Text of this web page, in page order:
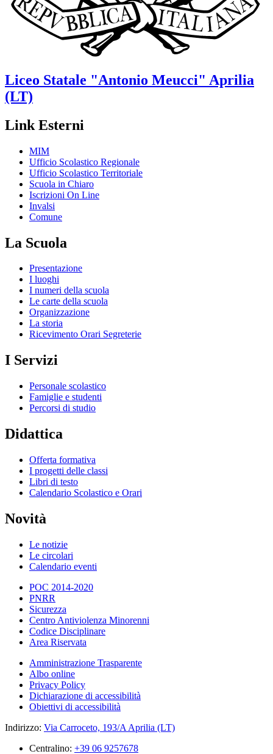
Liceo Statale "Antonio Meucci" Aprilia
(LT)
Link Esterni
MIM
Ufficio Scolastico Regionale
Ufficio Scolastico Territoriale
Scuola in Chiaro
Iscrizioni On Line
Invalsi
Comune
La Scuola
Presentazione
I luoghi
I numeri della scuola
Le carte della scuola
Organizzazione
La storia
Ricevimento Orari Segreterie
I Servizi
Personale scolastico
Famiglie e studenti
Percorsi di studio
Didattica
Offerta formativa
I progetti delle classi
Libri di testo
Calendario Scolastico e Orari
Novità
Le notizie
Le circolari
Calendario eventi
POC 2014-2020
PNRR
Sicurezza
Centro Antiviolenza Minorenni
Codice Disciplinare
Area Riservata
Amministrazione Trasparente
Albo online
Privacy Policy
Dichiarazione di accessibilità
Obiettivi di accessibilità
Indirizzo: Via Carroceto, 193/A Aprilia (LT)
Centralino: +39 06 9257678